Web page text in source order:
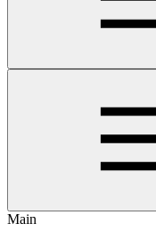
Main